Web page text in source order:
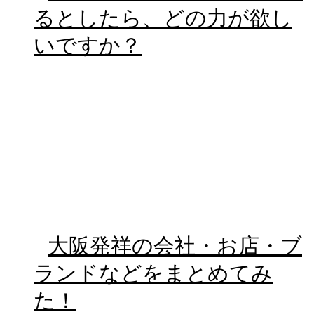
るとしたら、どの力が欲し
いですか？
大阪発祥の会社・お店・ブ
ランドなどをまとめてみ
た！